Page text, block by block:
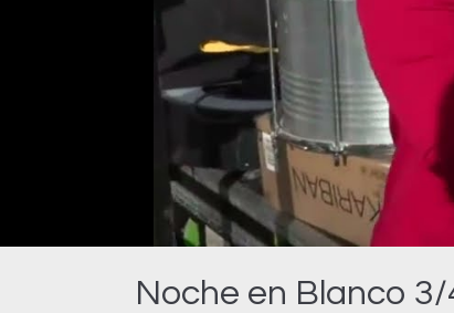
Noche en Blanco